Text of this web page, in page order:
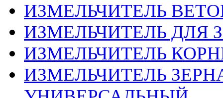
ИЗМЕЛЬЧИТЕЛЬ
ИЗМЕЛЬЧИТЕЛЬ ДЛЯ
ИЗМЕЛЬЧИТЕЛЬ
ИЗМЕЛЬЧИТЕЛЬ